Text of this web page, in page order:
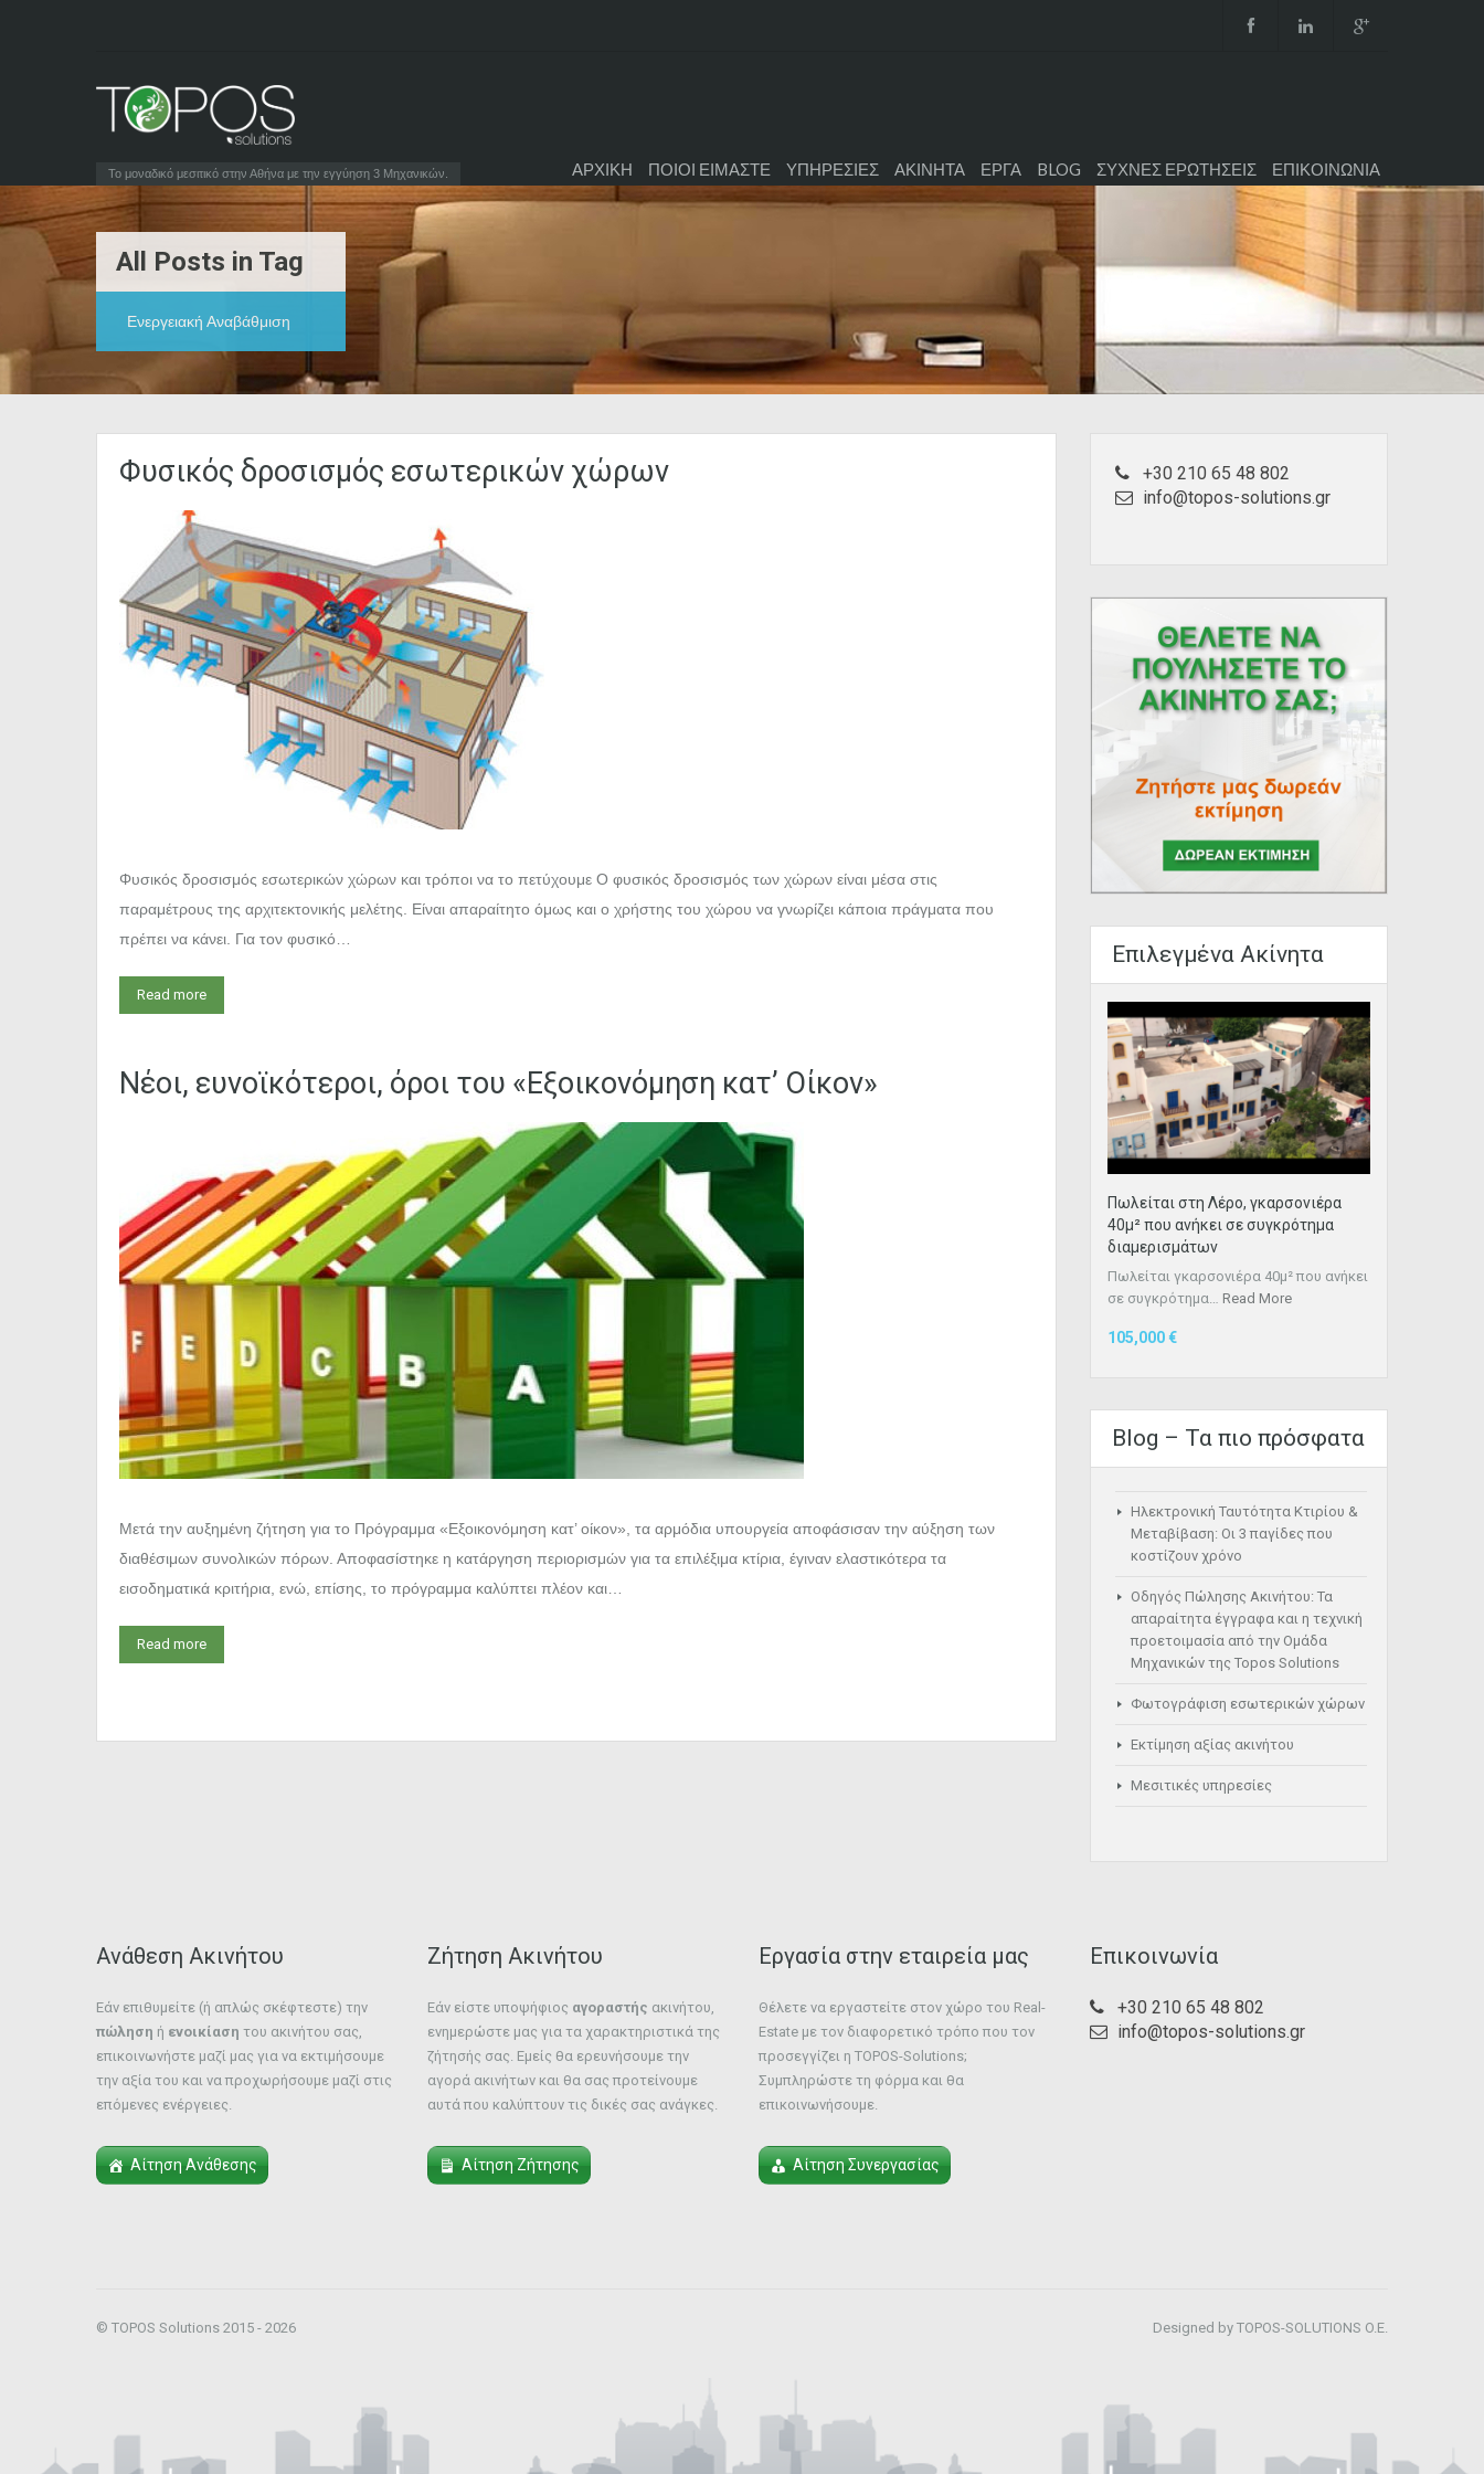
Το μοναδικό μεσιτικό στην Αθήνα με την εγγύηση 3 Μηχανικών. ΑΡΧΙΚΗ ΠΟΙΟΙ ΕΙΜΑΣΤΕ ΥΠΗΡΕΣΙΕΣ ΑΚΙΝΗΤΑ ΕΡΓΑ BLOG ΣΥΧΝΕΣ ΕΡΩΤΗΣΕΙΣ ΕΠΙΚΟΙΝΩΝΙΑ
All Posts in Tag
Ενεργειακή Αναβάθμιση
Φυσικός δροσισμός εσωτερικών χώρων
Φυσικός δροσισμός εσωτερικών χώρων και τρόποι να το πετύχουμε Ο φυσικός δροσισμός των χώρων είναι μέσα στις
παραμέτρους της αρχιτεκτονικής μελέτης. Είναι απαραίτητο όμως και ο χρήστης του χώρου να γνωρίζει κάποια πράγματα που
πρέπει να κάνει. Για τον φυσικό…
Read more
Nέοι, ευνοϊκότεροι, όροι του «Εξοικονόμηση κατ’ Οίκον»
Μετά την αυξημένη ζήτηση για το Πρόγραμμα «Εξοικονόμηση κατ’ οίκον», τα αρμόδια υπουργεία αποφάσισαν την αύξηση των
διαθέσιμων συνολικών πόρων. Αποφασίστηκε η κατάργηση περιορισμών για τα επιλέξιμα κτίρια, έγιναν ελαστικότερα τα
εισοδηματικά κριτήρια, ενώ, επίσης, το πρόγραμμα καλύπτει πλέον και…
Read more
+30 210 65 48 802
info@topos-solutions.gr
Επιλεγμένα Ακίνητα
Πωλείται στη Λέρο, γκαρσονιέρα
40μ² που ανήκει σε συγκρότημα
διαμερισμάτων
Πωλείται γκαρσονιέρα 40μ² που ανήκει
σε συγκρότημα… Read More
105,000 €
Blog – Τα πιο πρόσφατα
Ηλεκτρονική Ταυτότητα Κτιρίου &
Μεταβίβαση: Οι 3 παγίδες που
κοστίζουν χρόνο
Οδηγός Πώλησης Ακινήτου: Τα
απαραίτητα έγγραφα και η τεχνική
προετοιμασία από την Ομάδα
Μηχανικών της Topos Solutions
Φωτογράφιση εσωτερικών χώρων
Εκτίμηση αξίας ακινήτου
Μεσιτικές υπηρεσίες
Ανάθεση Ακινήτου
Εάν επιθυμείτε (ή απλώς σκέφτεστε) την
πώληση ή ενοικίαση του ακινήτου σας,
επικοινωνήστε μαζί μας για να εκτιμήσουμε
την αξία του και να προχωρήσουμε μαζί στις
επόμενες ενέργειες.
Αίτηση Ανάθεσης
Ζήτηση Ακινήτου
Εάν είστε υποψήφιος αγοραστής ακινήτου,
ενημερώστε μας για τα χαρακτηριστικά της
ζήτησής σας. Εμείς θα ερευνήσουμε την
αγορά ακινήτων και θα σας προτείνουμε
αυτά που καλύπτουν τις δικές σας ανάγκες.
Αίτηση Ζήτησης
Εργασία στην εταιρεία μας
Θέλετε να εργαστείτε στον χώρο του Real-
Estate με τον διαφορετικό τρόπο που τον
προσεγγίζει η TOPOS-Solutions;
Συμπληρώστε τη φόρμα και θα
επικοινωνήσουμε.
Αίτηση Συνεργασίας
Επικοινωνία
+30 210 65 48 802
info@topos-solutions.gr
© TOPOS Solutions 2015 - 2026 Designed by TOPOS-SOLUTIONS O.E.